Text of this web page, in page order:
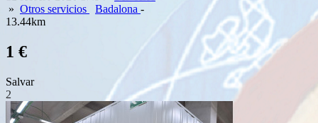
» Otros servicios Badalona -
13.44km
1 €
Salvar
2